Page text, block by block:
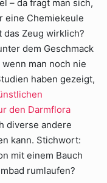
– da fragt man sich,
eine Chemiekeule
das Zeug wirklich?
dem Geschmack
man noch nie
haben gezeigt,
den Darmflora
diverse andere
kann. Stichwort:
mit einem Bauch
rumlaufen?